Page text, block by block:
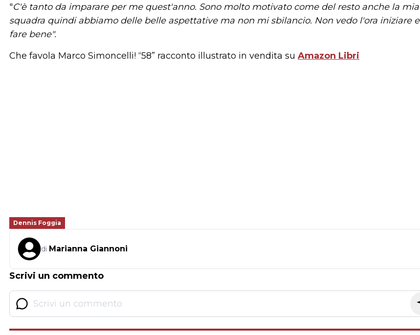
"C'è tanto da imparare per me quest'anno. Sono molto motivato come del resto anche la mia
squadra quindi abbiamo delle belle aspettative ma non mi sbilancio. Non vedo l'ora iniziare e
fare bene".
Che favola Marco Simoncelli! “58” racconto illustrato in vendita su Amazon Libri
Dennis Foggia
di Marianna Giannoni
Scrivi un commento